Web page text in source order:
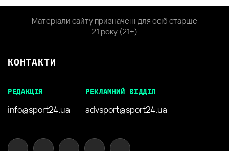
Матеріали сайту призначені для осіб старше
21 року (21+)
КОНТАКТИ
РЕДАКЦІЯ
info@sport24.ua
РЕКЛАМНИЙ ВІДДІЛ
advsport@sport24.ua